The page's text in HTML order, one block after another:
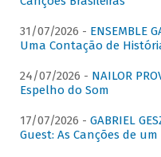
31/07/2026 - ENSEMBLE
Uma Contação de
24/07/2026 - NAILOR
Espelho do Som
17/07/2026 - GABRIEL
Guest: As Canções de